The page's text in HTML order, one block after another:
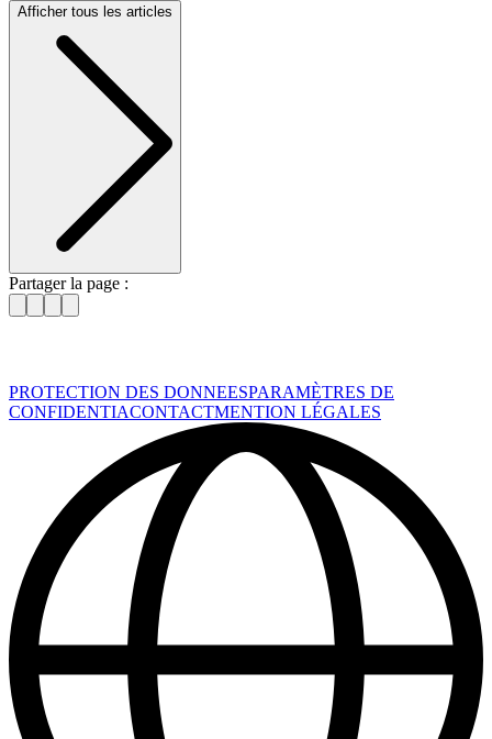
Afficher tous les articles
Partager la page :
PROTECTION DES DONNEESPARAMÈTRES DE
CONFIDENTIACONTACTMENTION LÉGALES